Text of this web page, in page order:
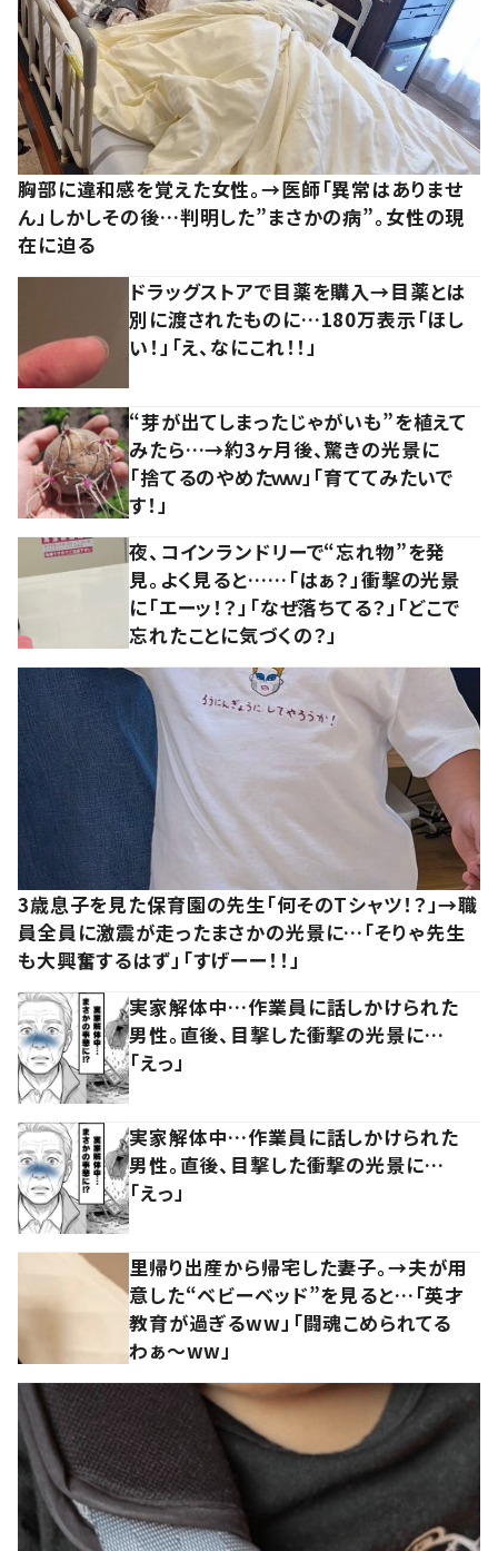
胸部に違和感を覚えた女性。→医師「異常はありませ
ん」しかしその後…判明した”まさかの病”。女性の現
在に迫る
ドラッグストアで目薬を購入→目薬とは
別に渡されたものに…180万表示「ほし
い！」「え、なにこれ！！」
“芽が出てしまったじゃがいも”を植えて
みたら…→約3ヶ月後、驚きの光景に
「捨てるのやめたｗｗ」「育ててみたいで
す！」
夜、コインランドリーで“忘れ物”を発
見。よく見ると……「はぁ？」衝撃の光景
に「エーッ！？」「なぜ落ちてる？」「どこで
忘れたことに気づくの？」
3歳息子を見た保育園の先生「何そのTシャツ！？」→職
員全員に激震が走ったまさかの光景に…「そりゃ先生
も大興奮するはず」「すげーー！！」
実家解体中…作業員に話しかけられた
男性。直後、目撃した衝撃の光景に…
「えっ」
実家解体中…作業員に話しかけられた
男性。直後、目撃した衝撃の光景に…
「えっ」
里帰り出産から帰宅した妻子。→夫が用
意した“ベビーベッド”を見ると…「英才
教育が過ぎるww」「闘魂こめられてる
わぁ～ww」